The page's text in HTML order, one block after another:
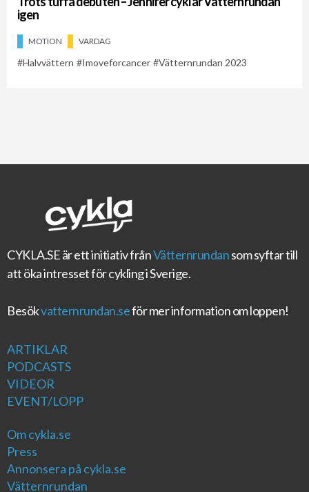
igen
MOTION VARDAG
Halvvättern Imoveforcancer Vätternrundan 2023
CYKLA.SEär ett initiativ frånVätternrundansom syftar till
att öka intresset för cykling i Sverige.
Besökvatternrundan.seför mer information om loppen!
ARTIKLAR
PODCASTS
VIDEOR
EVENT/LOPP
Om cykla.se
Press
Annonsera på cykla.se
Vätternrundan